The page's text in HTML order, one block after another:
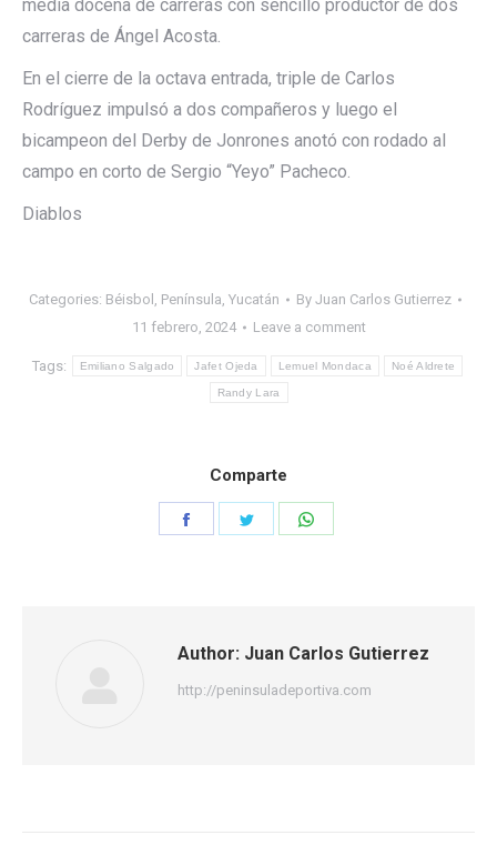
media docena de carreras con sencillo productor de dos
carreras de Ángel Acosta.
En el cierre de la octava entrada, triple de Carlos
Rodríguez impulsó a dos compañeros y luego el
bicampeon del Derby de Jonrones anotó con rodado al
campo en corto de Sergio “Yeyo” Pacheco.
Diablos
Categories: Béisbol , Península, Yucatán By Juan Carlos Gutierrez
11 febrero, 2024
Leave a comment
Tags: Emiliano Salgado Jafet Ojeda Lemuel Mondaca Noé Aldrete
Randy Lara
Comparte
Share
Author: Juan Carlos Gutierrez
http://peninsuladeportiva.com